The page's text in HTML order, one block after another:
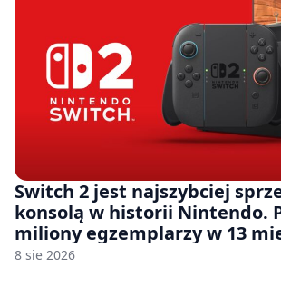
Switch 2 jest najszybciej
konsolą w historii Nintendo.
miliony egzemplarzy w 13
8 sie 2026